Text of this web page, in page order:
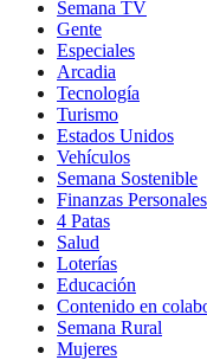
Semana TV
Gente
Especiales
Arcadia
Tecnología
Turismo
Estados Unidos
Vehículos
Semana Sostenible
Finanzas Personales
4 Patas
Salud
Loterías
Educación
Contenido en
Semana Rural
Mujeres